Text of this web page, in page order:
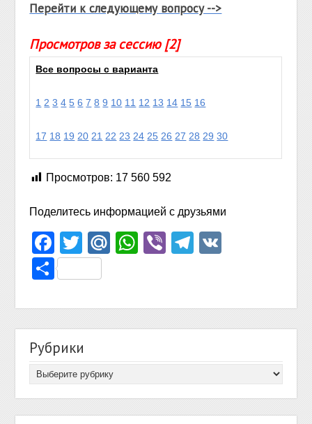
Перейти к следующему вопросу -->
Просмотров за сессию [2]
Все вопросы с варианта
1 2 3 4 5 6 7 8 9 10 11 12 13 14 15 16
17 18 19 20 21 22 23 24 25 26 27 28 29 30
Просмотров: 17 560 592
Поделитесь информацией с друзьями
Facebook
TwitterMail.Ru
WhatsApp
ViberTelegram
Отправить
Рубрики